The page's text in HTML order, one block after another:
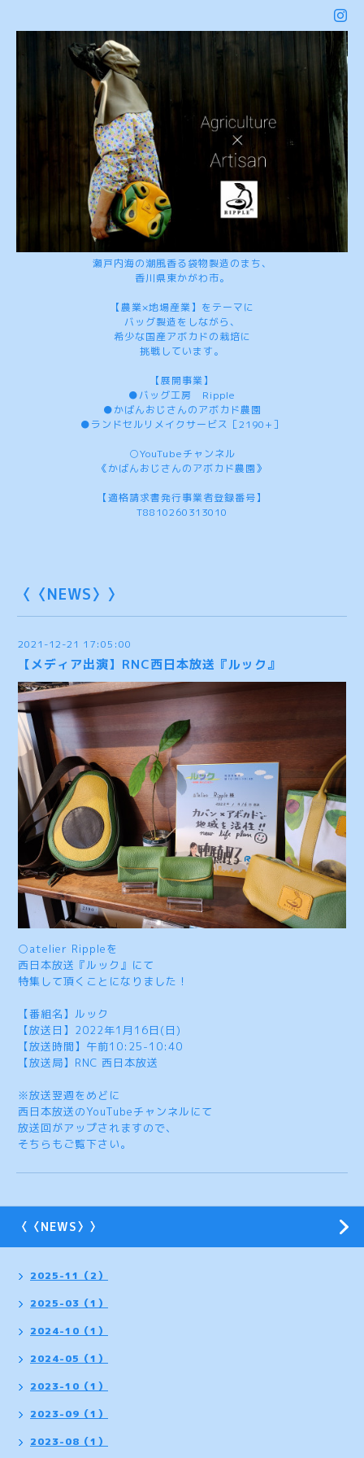
瀬戸内海の潮風香る袋物製造のまち、
香川県東かがわ市。
【農業×地場産業】をテーマに
バッグ製造をしながら、
希少な国産アボカドの栽培に
挑戦しています。
【展開事業】
●バッグ工房 Ripple
●かばんおじさんのアボカド農園
●ランドセルリメイクサービス［2190+］
○YouTubeチャンネル
《かばんおじさんのアボカド農園》
【適格請求書発行事業者登録番号】
T8810260313010
〈〈NEWS〉〉
2021-12-21 17:05:00
【メディア出演】RNC西日本放送『ルック』
○atelier Rippleを
西日本放送『ルック』にて
特集して頂くことになりました！
【番組名】ルック
【放送日】2022年1月16日(日)
【放送時間】午前10:25-10:40
【放送局】RNC 西日本放送
※放送翌週をめどに
西日本放送のYouTubeチャンネルにて
放送回がアップされますので、
そちらもご覧下さい。
〈〈NEWS〉〉
2025-11（2）
2025-03（1）
2024-10（1）
2024-05（1）
2023-10（1）
2023-09（1）
2023-08（1）